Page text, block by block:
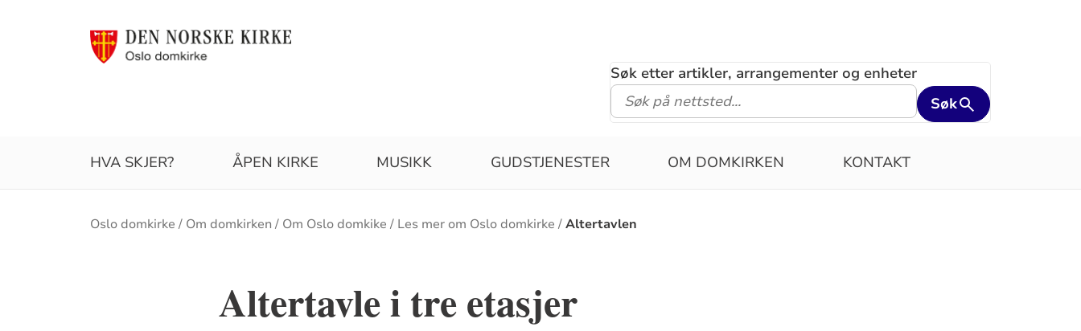
Søk etter artikler, arrangementer og enheter
Søk
HVA SKJER? ÅPEN KIRKE MUSIKK GUDSTJENESTER OM DOMKIRKEN KONTAKT
Brødsmulesti
Oslo domkirke Om domkirken Om Oslo domkike Les mer om Oslo domkirke Altertavlen
Altertavle i tre etasjer